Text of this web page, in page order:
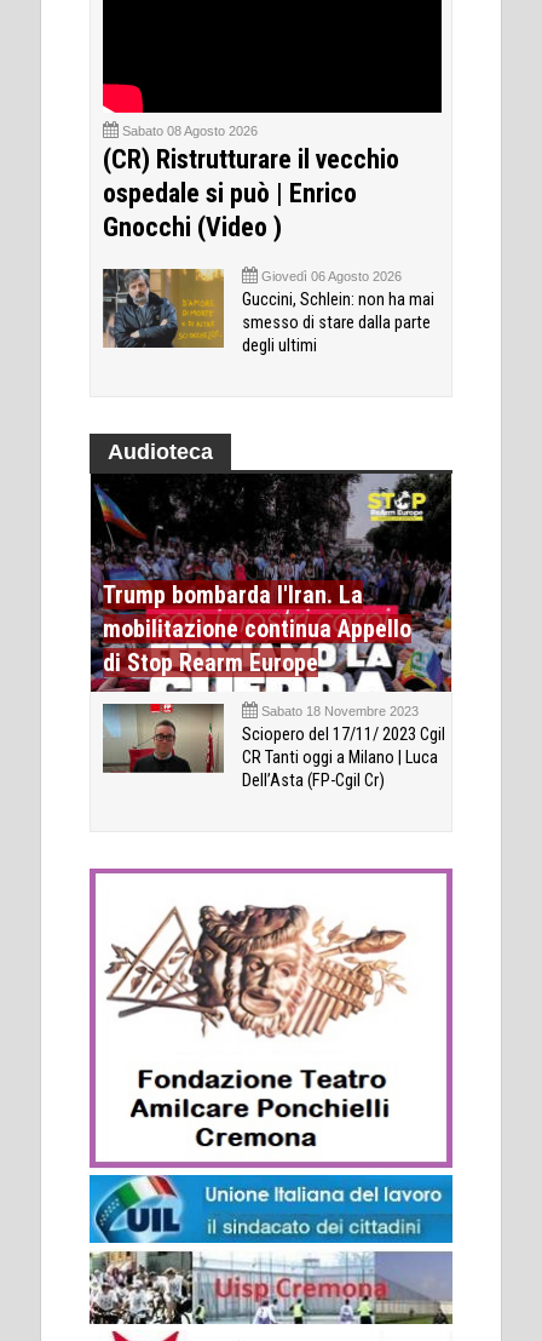
Sabato 08 Agosto 2026
(CR) Ristrutturare il vecchio
ospedale si può | Enrico
Gnocchi (Video )
Giovedì 06 Agosto 2026
Guccini, Schlein: non ha mai
smesso di stare dalla parte
degli ultimi
Audioteca
Trump bombarda l'Iran. La
mobilitazione continua Appello
di Stop Rearm Europe
Sabato 18 Novembre 2023
Sciopero del 17/11/ 2023 Cgil
CR Tanti oggi a Milano | Luca
Dell’Asta (FP-Cgil Cr)